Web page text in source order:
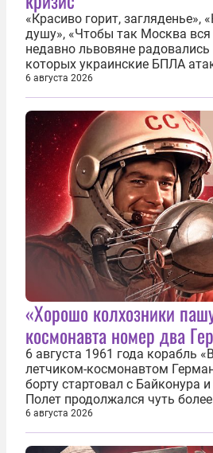
«Красиво горит, загляденье»,
душу», «Чтобы так Москва вся
недавно львовяне
которых украинские БПЛА
нефтеперерабатывающие
скором времени оказалось,
играть вдвоем» — российские
6 августа 2026
«Хорошо колхозники
космонавта номер два
6 августа 1961 года корабль
летчиком-космонавтом
борту стартовал с Байконура
Полет продолжался чуть
второй человек в космосе
Советского Союза и орден
зачастую находится
6 августа 2026